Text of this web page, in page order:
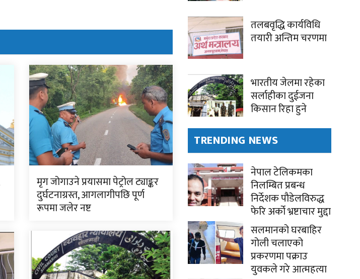
मृग जोगाउने प्रयासमा पेट्रोल ट्याङ्कर
दुर्घटनाग्रस्त, आगलागीपछि पूर्ण
रूपमा जलेर नष्ट
तलबवृद्धि कार्यविधि
तयारी अन्तिम चरणमा
भारतीय जेलमा रहेका
सर्लाहीका दुईजना
किसान रिहा हुने
TRENDING NEWS
नेपाल टेलिकमका
निलम्बित प्रबन्ध
निर्देशक पौडेलविरुद्ध
फेरि अर्को भ्रष्टाचार मुद्दा
सलमानको घरबाहिर
गोली चलाएको
प्रकरणमा पक्राउ
युवकले गरे आत्महत्या